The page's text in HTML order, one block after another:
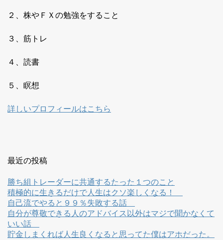
２、株やＦＸの勉強をすること
３、筋トレ
４、読書
５、瞑想
詳しいプロフィールはこちら
最近の投稿
勝ち組トレーダーに共通するたった１つのこと
積極的に生きるだけで人生はクソ楽しくなる！
自己流でやると９９％失敗する話
自分が尊敬できる人のアドバイス以外はマジで聞かなくて
いい話
貯金しまくれば人生良くなると思ってた僕はアホだった。